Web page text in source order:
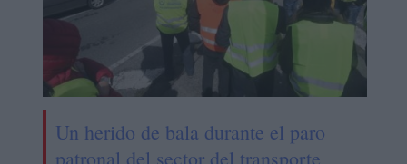
Un herido de bala durante el paro
patronal del sector del transporte